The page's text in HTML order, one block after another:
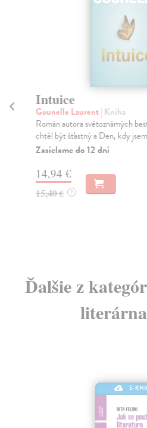
Intuice
Gounelle Laurent| Kniha
Román autora světoznámých
chtěl být šťastný a Den, kdy
Zasielame do 12 dní
14,94 €
15,40 € ?
Ďalšie z
E-